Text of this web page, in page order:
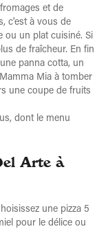
et de
c'est à vous de
ou un plat cuisiné. Si
de fraîcheur. En fin
panna cotta, un
Mia à tomber
une coupe de fruits
dont le menu
Arte à
une pizza 5
pour le délice ou